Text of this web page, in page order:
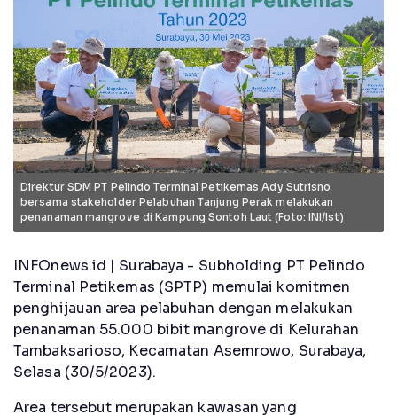
Direktur SDM PT Pelindo Terminal Petikemas Ady Sutrisno
bersama stakeholder Pelabuhan Tanjung Perak melakukan
penanaman mangrove di Kampung Sontoh Laut (Foto: INI/Ist)
INFOnews.id | Surabaya - Subholding PT Pelindo
Terminal Petikemas (SPTP) memulai komitmen
penghijauan area pelabuhan dengan melakukan
penanaman 55.000 bibit mangrove di Kelurahan
Tambaksarioso, Kecamatan Asemrowo, Surabaya,
Selasa (30/5/2023).
Area tersebut merupakan kawasan yang